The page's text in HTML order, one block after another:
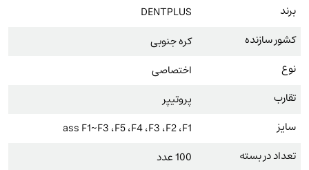
برند
DENTPLUS
کشور سازنده
کره جنوبی
نوع
اختصاصی
تقارب
پروتیپر
سایز
ass F1~F3 ،F5 ،F4 ،F3 ،F2 ،F1
تعداد در بسته
100 عدد